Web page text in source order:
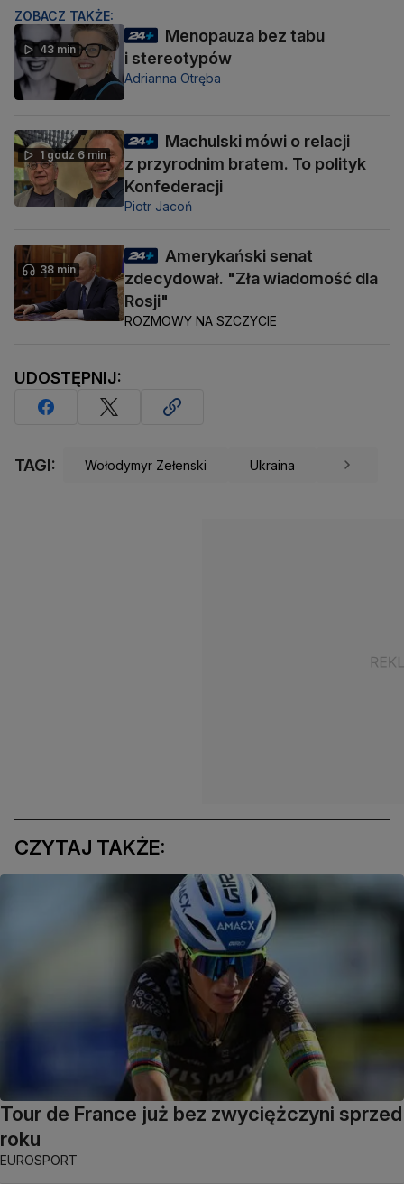
ZOBACZ TAKŻE:
43 min
Menopauza bez tabu
i stereotypów
Adrianna Otręba
1 godz 6 min
Machulski mówi o relacji
z przyrodnim bratem. To polityk
Konfederacji
Piotr Jacoń
38 min
Amerykański senat
zdecydował. "Zła wiadomość dla
Rosji"
ROZMOWY NA SZCZYCIE
UDOSTĘPNIJ:
TAGI: Wołodymyr Zełenski Ukraina
CZYTAJ TAKŻE:
Tour de France już bez zwyciężczyni sprzed
roku
EUROSPORT